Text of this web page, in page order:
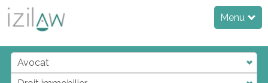
Menu
jdadi
fl